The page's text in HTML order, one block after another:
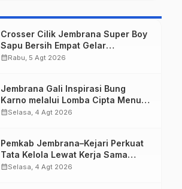
Crosser Cilik Jembrana Super Boy
Sapu Bersih Empat Gelar
Motocross 50cc
calendar_monthRabu, 5 Agt 2026
Jembrana Gali Inspirasi Bung
Karno melalui Lomba Cipta Menu
Mustika Rasa
calendar_monthSelasa, 4 Agt 2026
Pemkab Jembrana–Kejari Perkuat
Tata Kelola Lewat Kerja Sama
Hukum Datun
calendar_monthSelasa, 4 Agt 2026